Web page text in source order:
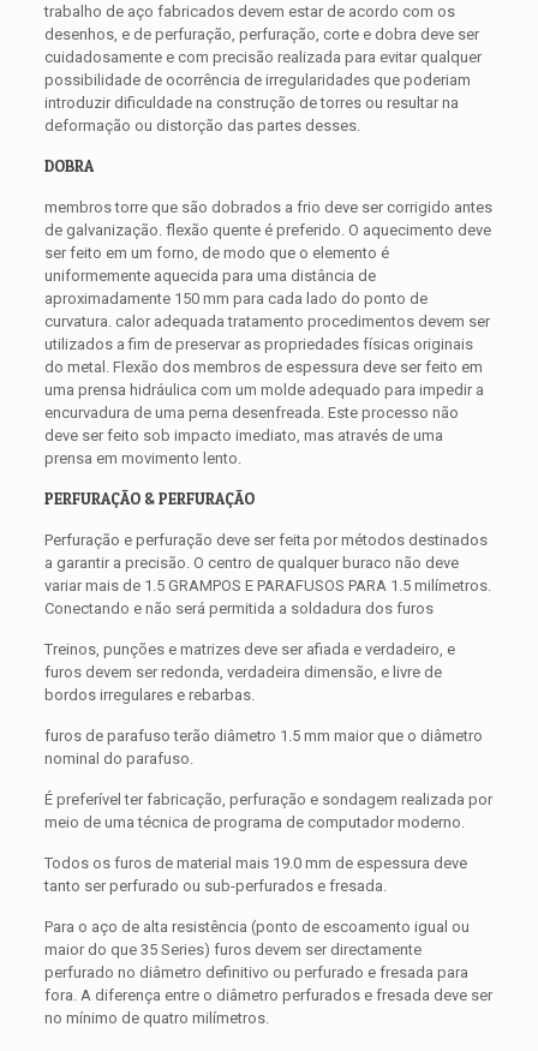
trabalho de aço fabricados devem estar de acordo com os
desenhos, e de perfuração, perfuração, corte e dobra deve ser
cuidadosamente e com precisão realizada para evitar qualquer
possibilidade de ocorrência de irregularidades que poderiam
introduzir dificuldade na construção de torres ou resultar na
deformação ou distorção das partes desses.
DOBRA
membros torre que são dobrados a frio deve ser corrigido antes
de galvanização. flexão quente é preferido. O aquecimento deve
ser feito em um forno, de modo que o elemento é
uniformemente aquecida para uma distância de
aproximadamente 150 mm para cada lado do ponto de
curvatura. calor adequada tratamento procedimentos devem ser
utilizados a fim de preservar as propriedades físicas originais
do metal. Flexão dos membros de espessura deve ser feito em
uma prensa hidráulica com um molde adequado para impedir a
encurvadura de uma perna desenfreada. Este processo não
deve ser feito sob impacto imediato, mas através de uma
prensa em movimento lento.
PERFURAÇÃO & PERFURAÇÃO
Perfuração e perfuração deve ser feita por métodos destinados
a garantir a precisão. O centro de qualquer buraco não deve
variar mais de 1.5 GRAMPOS E PARAFUSOS PARA 1.5 milímetros.
Conectando e não será permitida a soldadura dos furos
Treinos, punções e matrizes deve ser afiada e verdadeiro, e
furos devem ser redonda, verdadeira dimensão, e livre de
bordos irregulares e rebarbas.
furos de parafuso terão diâmetro 1.5 mm maior que o diâmetro
nominal do parafuso.
É preferível ter fabricação, perfuração e sondagem realizada por
meio de uma técnica de programa de computador moderno.
Todos os furos de material mais 19.0 mm de espessura deve
tanto ser perfurado ou sub-perfurados e fresada.
Para o aço de alta resistência (ponto de escoamento igual ou
maior do que 35 Series) furos devem ser directamente
perfurado no diâmetro definitivo ou perfurado e fresada para
fora. A diferença entre o diâmetro perfurados e fresada deve ser
no mínimo de quatro milímetros.